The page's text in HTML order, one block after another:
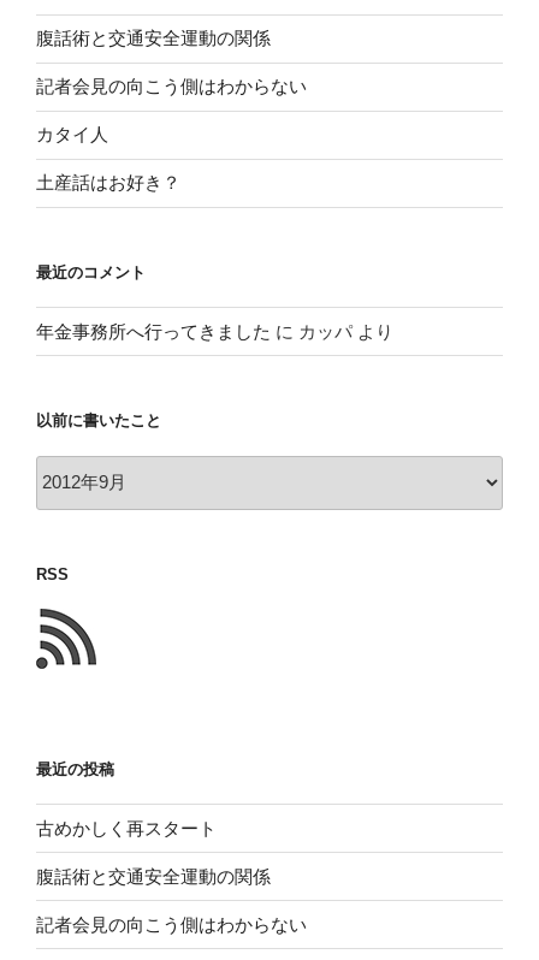
腹話術と交通安全運動の関係
記者会見の向こう側はわからない
カタイ人
土産話はお好き？
最近のコメント
年金事務所へ行ってきました に カッパより
以前に書いたこと
い
た
こ
と
RSS
最近の投稿
古めかしく再スタート
腹話術と交通安全運動の関係
記者会見の向こう側はわからない